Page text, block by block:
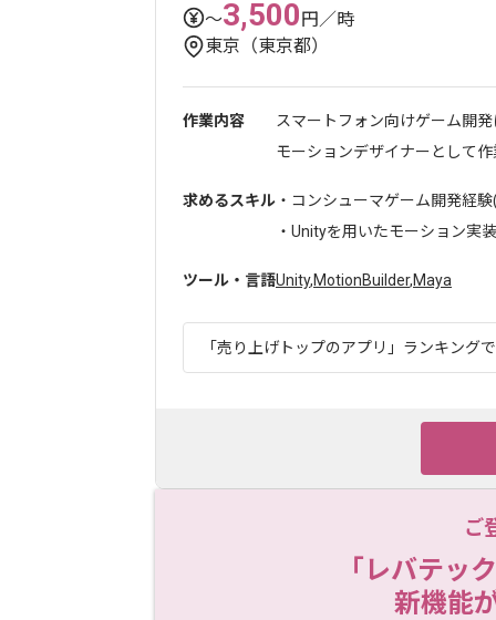
〜3,500円／時
東京（東京都）
作業内容
スマートフォン向けゲーム開
モーションデザイナーとして作
求めるスキル ・コンシューマゲーム開発経
・Unityを用いたモーション実
ツール・言語Unity,MotionBuilder,Maya
「売り上げトップのアプリ」ランキング
ご
「レバテッ
新機能